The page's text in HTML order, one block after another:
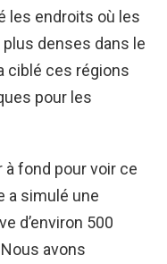
les endroits où les
denses dans le
ciblé ces régions
pour les
à fond pour voir ce
a simulé une
d’environ 500
avons